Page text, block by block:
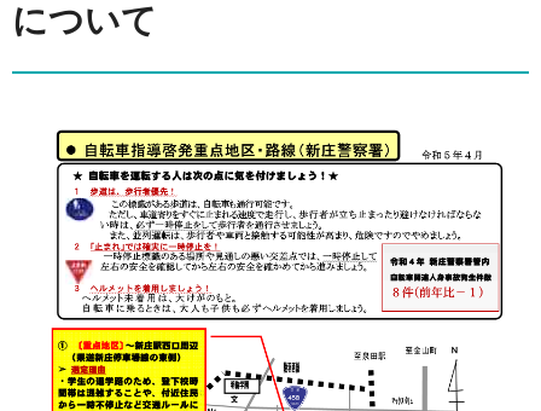
について